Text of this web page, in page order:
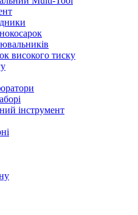
високого тиску
інструмент